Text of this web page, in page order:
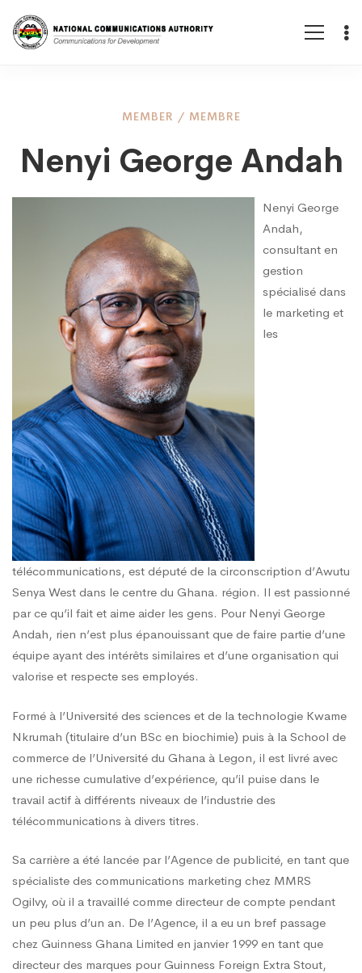
George
Andah
MEMBER / MEMBRE
Nenyi George Andah
Nenyi George
Andah,
consultant en
gestion
spécialisé dans
le marketing et
les
télécommunications, est député de la circonscription d’Awutu
Senya West dans le centre du Ghana. région. Il est passionné
par ce qu’il fait et aime aider les gens. Pour Nenyi George
Andah, rien n’est plus épanouissant que de faire partie d’une
équipe ayant des intérêts similaires et d’une organisation qui
valorise et respecte ses employés.
Formé à l’Université des sciences et de la technologie Kwame
Nkrumah (titulaire d’un BSc en biochimie) puis à la School de
commerce de l’Université du Ghana à Legon, il est livré avec
une richesse cumulative d’expérience, qu’il puise dans le
travail actif à différents niveaux de l’industrie des
télécommunications à divers titres.
Sa carrière a été lancée par l’Agence de publicité, en tant que
spécialiste des communications marketing chez MMRS
Ogilvy, où il a travaillé comme directeur de compte pendant
un peu plus d’un an. De l’Agence, il a eu un bref passage
chez Guinness Ghana Limited en janvier 1999 en tant que
directeur des marques pour Guinness Foreign Extra Stout,